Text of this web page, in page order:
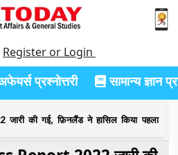
Register or Login
प्रश्नोत्तरी सामान्य ज्ञान
की गई, फ़िनलैंड ने हासिल किया पहला